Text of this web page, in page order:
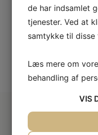
de har indsamlet
tjenester. Ved at
samtykke til disse
Læs mere om
behandling af
VIS